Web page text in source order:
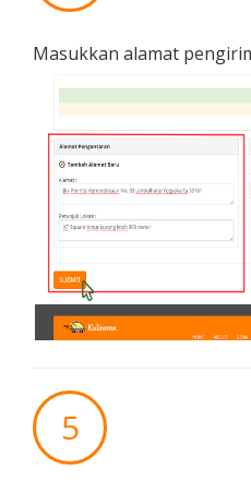
Masukkan alamat
5